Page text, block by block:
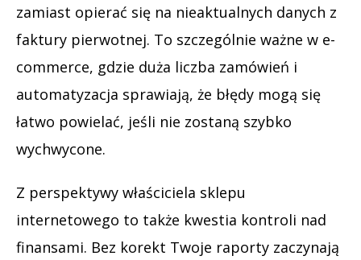
zamiast opierać się na nieaktualnych danych z
faktury pierwotnej. To szczególnie ważne w e-
commerce, gdzie duża liczba zamówień i
automatyzacja sprawiają, że błędy mogą się
łatwo powielać, jeśli nie zostaną szybko
wychwycone.
Z perspektywy właściciela sklepu
internetowego to także kwestia kontroli nad
finansami. Bez korekt Twoje raporty zaczynają